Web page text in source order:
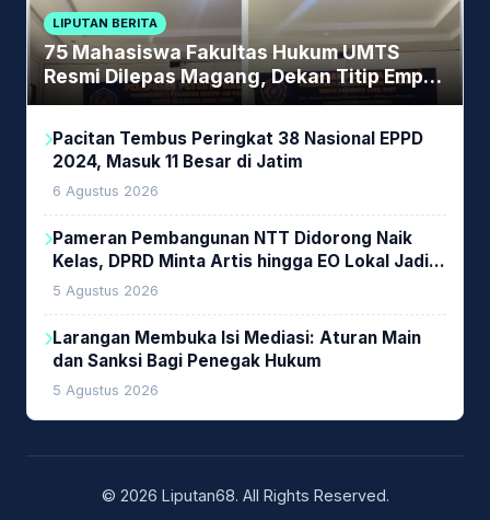
LIPUTAN BERITA
75 Mahasiswa Fakultas Hukum UMTS
Resmi Dilepas Magang, Dekan Titip Empat
Pesan Penting
Pacitan Tembus Peringkat 38 Nasional EPPD
2024, Masuk 11 Besar di Jatim
6 Agustus 2026
Pameran Pembangunan NTT Didorong Naik
Kelas, DPRD Minta Artis hingga EO Lokal Jadi
Prioritas
5 Agustus 2026
Larangan Membuka Isi Mediasi: Aturan Main
dan Sanksi Bagi Penegak Hukum
5 Agustus 2026
© 2026 Liputan68. All Rights Reserved.